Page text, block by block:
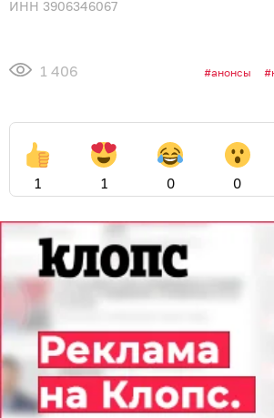
ИНН 3906346067
1 406 анонсы
1 1 0 0